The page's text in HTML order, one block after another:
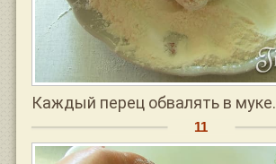
Каждый перец обвалять в муке.